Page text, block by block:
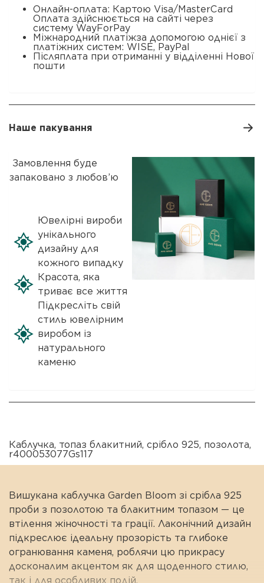
Онлайн-оплата: Картою Visa/MasterCard
Оплата здійснюється на сайті через
систему WayForPay
Міжнародний платіжза допомогою однієї з
платіжних систем: WISE, PayPal
Післяплата при отриманні у відділенні Нової
пошти
Наше пакування
Замовлення буде
запаковано з любов’ю
Ювелірні вироби
унікального
дизайну для
кожного випадку
Красота, яка
триває все життя
Підкресліть свій
стиль ювелірним
виробом із
натурального
каменю
Каблучка, топаз блакитний, срібло 925, позолота,
r400053077Gs117
Вишукана каблучка Garden Bloom зі срібла 925
проби з позолотою та блакитним топазом — це
втілення жіночності та грації. Лаконічний дизайн
підкреслює ідеальну прозорість та глибоке
огранювання каменя, роблячи цю прикрасу
досконалим акцентом як для щоденного стилю,
так і для особливих подій.